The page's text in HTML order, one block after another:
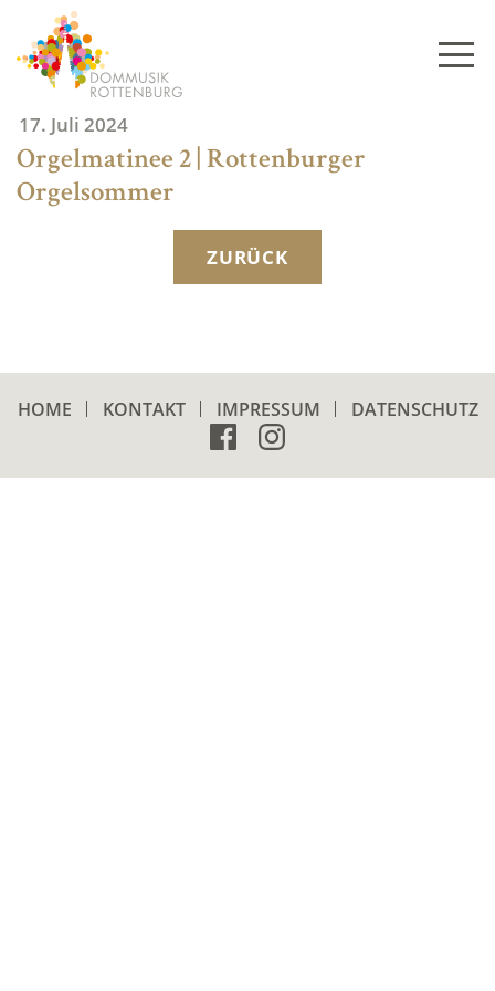
content
17. Juli 2024
Orgelmatinee 2 | Rottenburger
Orgelsommer
ZURÜCK
HOME KONTAKT IMPRESSUM DATENSCHUTZ